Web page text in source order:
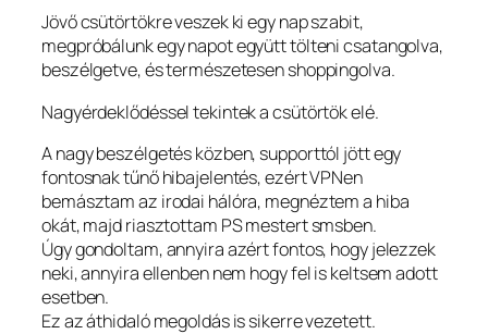
Jövő csütörtökre veszek ki egy nap szabit,
megpróbálunk egy napot együtt tölteni csatangolva,
beszélgetve, és természetesen shoppingolva.
Nagyérdeklődéssel tekintek a csütörtök elé.
A nagy beszélgetés közben, supporttól jött egy
fontosnak tűnő hibajelentés, ezért VPNen
bemásztam az irodai hálóra, megnéztem a hiba
okát, majd riasztottam PS mestert smsben.
Úgy gondoltam, annyira azért fontos, hogy jelezzek
neki, annyira ellenben nem hogy fel is keltsem adott
esetben.
Ez az áthidaló megoldás is sikerre vezetett.